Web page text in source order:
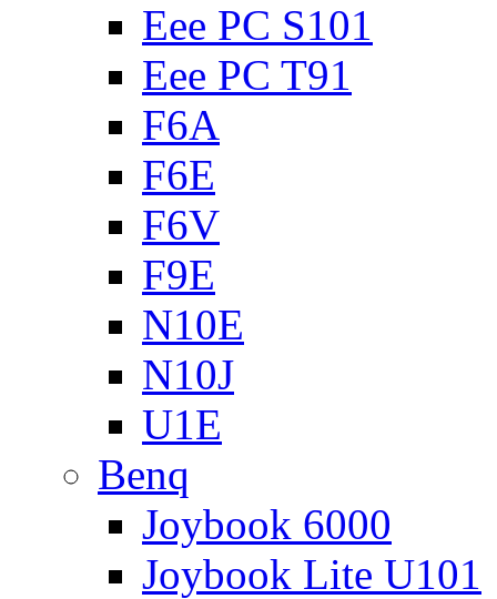
Eee PC S101
Eee PC T91
F6A
F6E
F6V
F9E
N10E
N10J
U1E
Benq
Joybook 6000
Joybook Lite U101